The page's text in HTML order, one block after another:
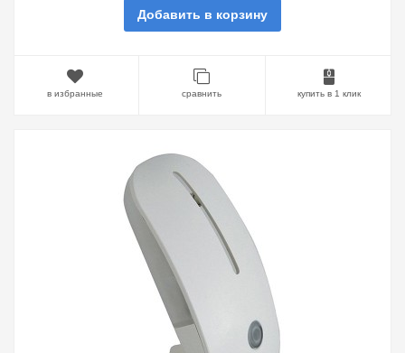
Добавить в корзину
в избранные сравнить купить в 1 клик